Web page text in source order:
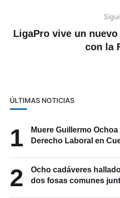
LigaPro vive un
con la
ÚLTIMAS NOTICIAS
1
Muere Guillermo
Derecho Laboral en
2
Ocho cadáveres
dos fosas comunes